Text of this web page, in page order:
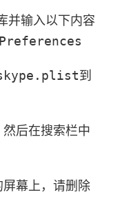
并输入以下内容
到
后在搜索栏中
幕上，请删除